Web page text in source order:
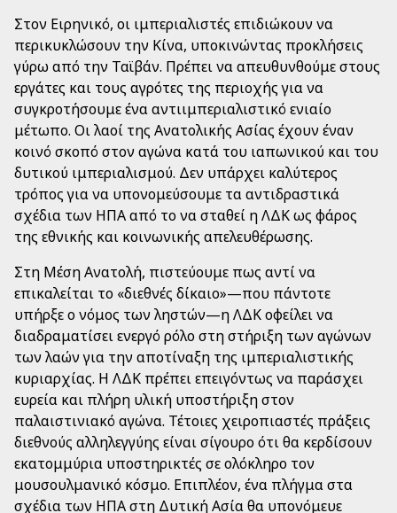
Στον Ειρηνικό, οι ιμπεριαλιστές επιδιώκουν να
περικυκλώσουν την Κίνα, υποκινώντας προκλήσεις
γύρω από την Ταϊβάν. Πρέπει να απευθυνθούμε στους
εργάτες και τους αγρότες της περιοχής για να
συγκροτήσουμε ένα αντιιμπεριαλιστικό ενιαίο
μέτωπο. Οι λαοί της Ανατολικής Ασίας έχουν έναν
κοινό σκοπό στον αγώνα κατά του ιαπωνικού και του
δυτικού ιμπεριαλισμού. Δεν υπάρχει καλύτερος
τρόπος για να υπονομεύσουμε τα αντιδραστικά
σχέδια των ΗΠΑ από το να σταθεί η ΛΔΚ ως φάρος
της εθνικής και κοινωνικής απελευθέρωσης.
Στη Μέση Ανατολή, πιστεύουμε πως αντί να
επικαλείται το «διεθνές δίκαιο»—που πάντοτε
υπήρξε ο νόμος των ληστών—η ΛΔΚ οφείλει να
διαδραματίσει ενεργό ρόλο στη στήριξη των αγώνων
των λαών για την αποτίναξη της ιμπεριαλιστικής
κυριαρχίας. Η ΛΔΚ πρέπει επειγόντως να παράσχει
ευρεία και πλήρη υλική υποστήριξη στον
παλαιστινιακό αγώνα. Τέτοιες χειροπιαστές πράξεις
διεθνούς αλληλεγγύης είναι σίγουρο ότι θα κερδίσουν
εκατομμύρια υποστηρικτές σε ολόκληρο τον
μουσουλμανικό κόσμο. Επιπλέον, ένα πλήγμα στα
σχέδια των ΗΠΑ στη Δυτική Ασία θα υπονόμευε